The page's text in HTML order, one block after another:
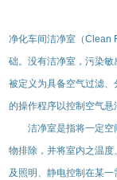
净化车间洁净室 （Clean
础。没有洁净室，污染
被定义为具备空气过滤
的操作程序以控制空气悬
洁净室是指将一定空
物排除，并将室内之温
及照明、静电控制在某